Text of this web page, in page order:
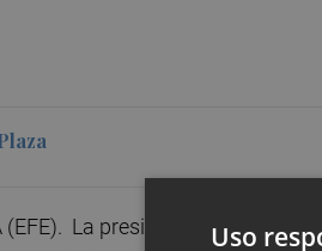
(EFE). La presidenta del Banco
Uso